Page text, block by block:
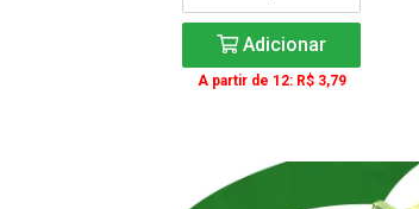
Adicionar
A partir de 12: R$ 3,79